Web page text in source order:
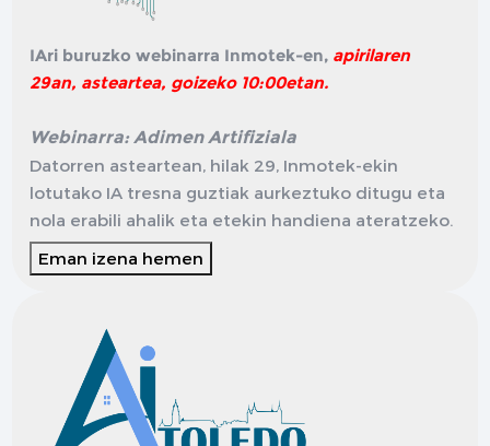
IAri buruzko webinarra Inmotek-en, apirilaren
29an, asteartea, goizeko 10:00etan.
Webinarra: Adimen Artifiziala
Datorren asteartean, hilak 29, Inmotek-ekin
lotutako IA tresna guztiak aurkeztuko ditugu eta
nola erabili ahalik eta etekin handiena ateratzeko.
Eman izena hemen